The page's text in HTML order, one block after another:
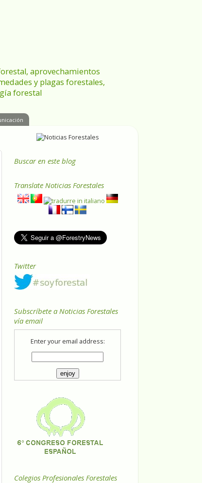
aprovechamientos
y plagas forestales,
forestal
Buscar en este blog
Translate Noticias Forestales
Twitter
Subscríbete a Noticias Forestales
vía email
Enter your email address:
Colegios Profesionales Forestales